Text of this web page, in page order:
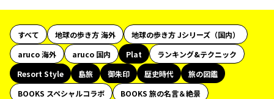
すべて 地球の歩き方 海外
地球の歩き方 Jシリーズ（国内）
aruco 海外
aruco 国内 Plat
ランキング&テクニック
Resort Style
島旅 御朱印 歴史時代
旅の図鑑
BOOKS スペシャルコラボ
BOOKS 旅の名言＆絶景